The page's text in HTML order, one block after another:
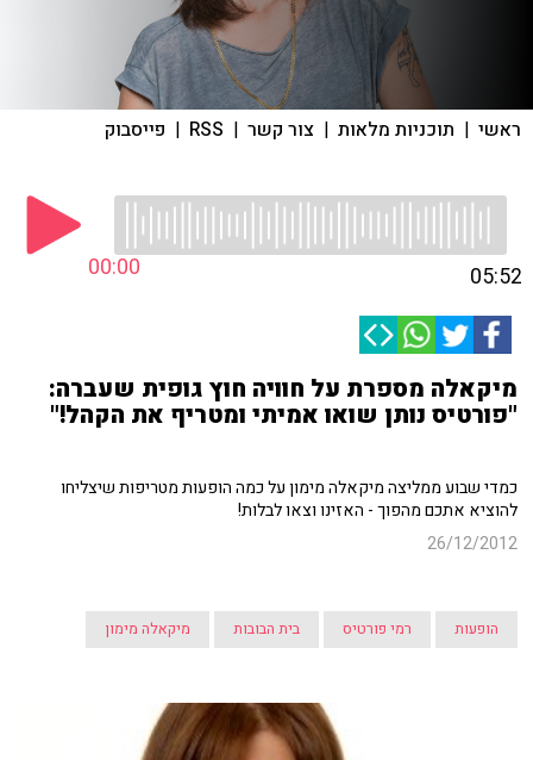
ראשי | תוכניות מלאות | צור קשר |
RSS
| פייסבוק
00:00 05:52
מיקאלה מספרת על חוויה חוץ גופית שעברה:
"פורטיס נותן שואו אמיתי ומטריף את הקהל!"
כמדי שבוע ממליצה מיקאלה מימון על כמה הופעות מטריפות שיצליחו
להוציא אתכם מהפוך - האזינו וצאו לבלות!
26/12/2012
הופעות רמי פורטיס בית הבובות מיקאלה מימון